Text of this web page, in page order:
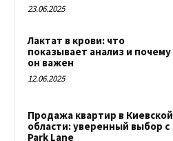
23.06.2025
Лактат в крови: что
показывает анализ и почему
он важен
12.06.2025
Продажа квартир в Киевской
области: уверенный выбор с
Park Lane